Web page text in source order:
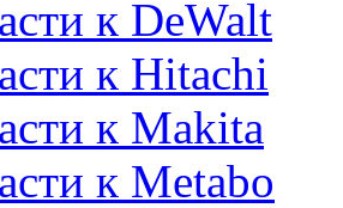
к DeWalt
к Hitachi
к Makita
к Metabo